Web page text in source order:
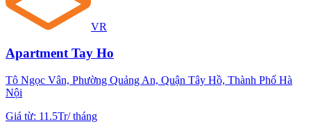
VR
Apartment Tay Ho
Tô Ngọc Vân, Phường Quảng An, Quận Tây Hồ, Thành Phố Hà
Nội
Giá từ: 11.5Tr/tháng